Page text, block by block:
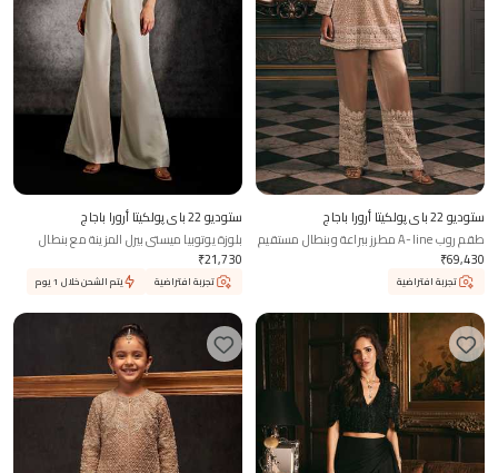
ستوديو 22 باي پولكيتا أرورا باجاج
طقم روب A-line مطرز ببراعة وبنطال مستقيم
₹69,430
تجربة افتراضية
ستوديو 22 باي پولكيتا أرورا باجاج
بلوزة يوتوبيا ميستي بيرل المزينة مع بنطال
بقصة واسعة
₹21,730
تجربة افتراضية يتم الشحن خلال 1 يوم